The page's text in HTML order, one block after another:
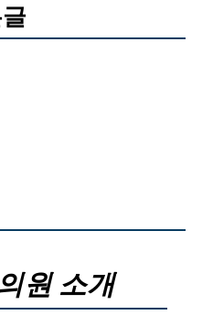
원 소개